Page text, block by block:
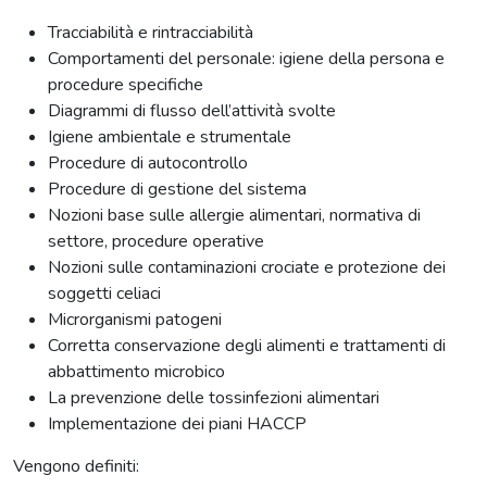
Tracciabilità e rintracciabilità
Comportamenti del personale: igiene della persona e
procedure specifiche
Diagrammi di flusso dell’attività svolte
Igiene ambientale e strumentale
Procedure di autocontrollo
Procedure di gestione del sistema
Nozioni base sulle allergie alimentari, normativa di
settore, procedure operative
Nozioni sulle contaminazioni crociate e protezione dei
soggetti celiaci
Microrganismi patogeni
Corretta conservazione degli alimenti e trattamenti di
abbattimento microbico
La prevenzione delle tossinfezioni alimentari
Implementazione dei piani HACCP
Vengono definiti: